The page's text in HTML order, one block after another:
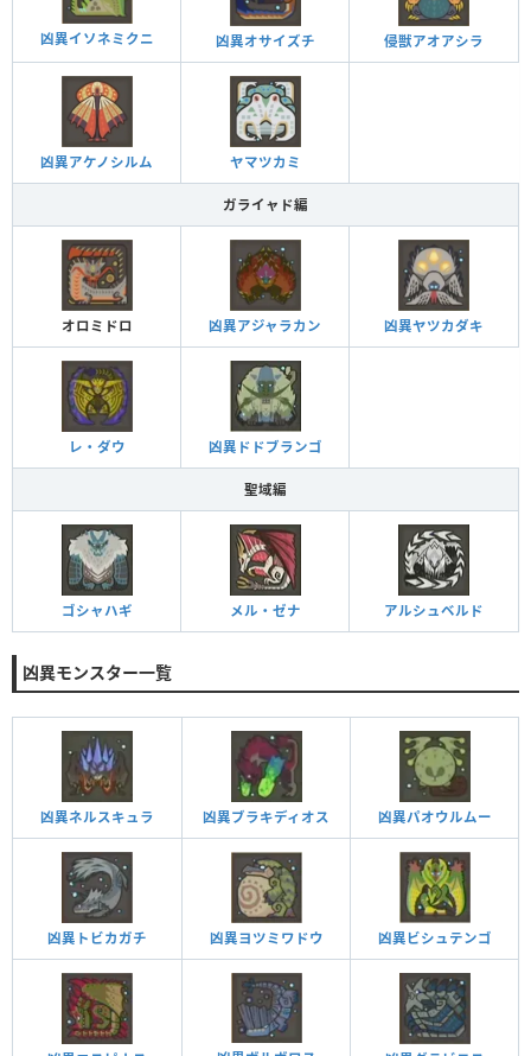
凶異イソネミクニ 凶異オサイズチ 侵獣アオアシラ
凶異アケノシルム ヤマツカミ
ガライャド編
オロミドロ 凶異アジャラカン 凶異ヤツカダキ
レ・ダウ 凶異ドドブランゴ
聖域編
ゴシャハギ メル・ゼナ アルシュベルド
凶異モンスター一覧
凶異ネルスキュラ 凶異ブラキディオス 凶異パオウルムー
凶異トビカガチ 凶異ヨツミワドウ 凶異ビシュテンゴ